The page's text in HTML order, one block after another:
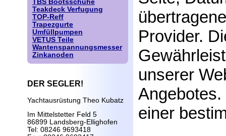
TBS Bootsschuhe
Teakdeck Verfugung
TOP-Reff
Trapezgurte
Umfüllpumpen
VETUS Teile
Wantenspannungsmesser
Zinkanoden
DER SEGLER!
Yachtausrüstung Theo Kubatz
Im Mittelstetter Feld 5
86899 Landsberg-Ellighofen
Tel: 08246 9693418
Provider.
unserer
einer